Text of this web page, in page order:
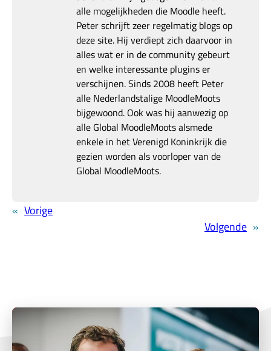
alle mogelijkheden die Moodle heeft.
Peter schrijft zeer regelmatig blogs op
deze site. Hij verdiept zich daarvoor in
alles wat er in de community gebeurt
en welke interessante plugins er
verschijnen. Sinds 2008 heeft Peter
alle Nederlandstalige MoodleMoots
bijgewoond. Ook was hij aanwezig op
alle Global MoodleMoots alsmede
enkele in het Verenigd Koninkrijk die
gezien worden als voorloper van de
Global MoodleMoots.
« Vorige
Volgende »